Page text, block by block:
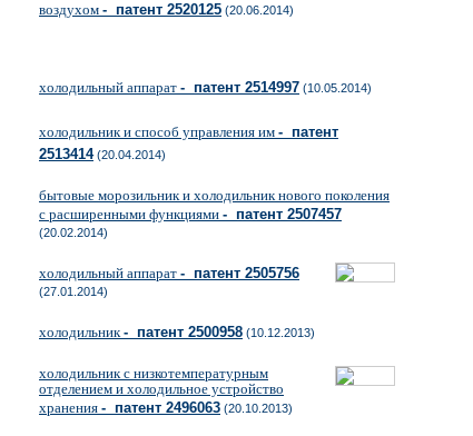
воздухом - патент 2520125 (20.06.2014)
холодильный аппарат - патент 2514997 (10.05.2014)
холодильник и способ управления им - патент
2513414(20.04.2014)
бытовые морозильник и холодильник нового поколения
с расширенными функциями - патент 2507457
(20.02.2014)
холодильный аппарат - патент 2505756
(27.01.2014)
холодильник- патент 2500958 (10.12.2013)
холодильник с низкотемпературным
отделением и холодильное устройство
хранения - патент 2496063 (20.10.2013)